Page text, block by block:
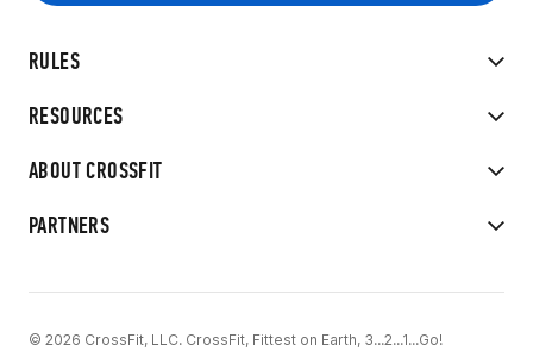
RULES
RESOURCES
ABOUT CROSSFIT
PARTNERS
© 2026 CrossFit, LLC. CrossFit, Fittest on Earth, 3...2...1...Go!